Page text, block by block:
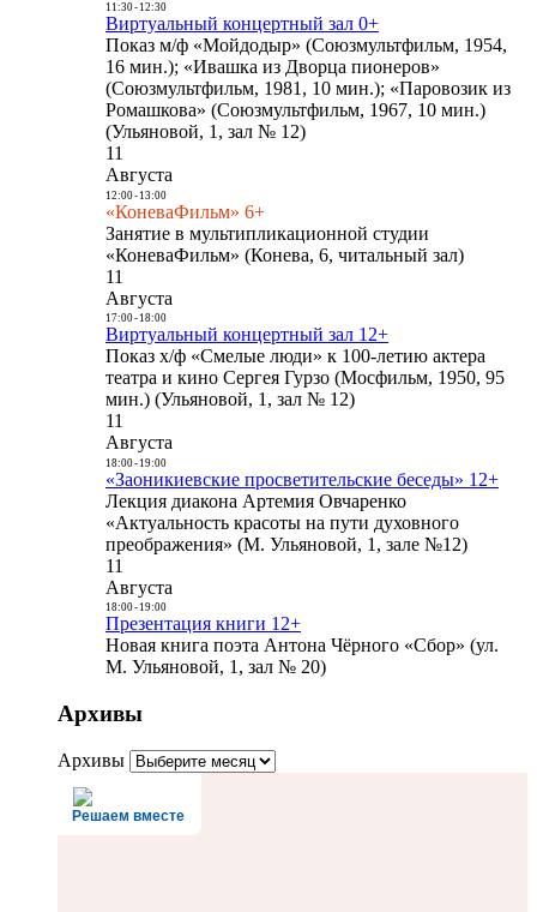
11:30- 12:30
Виртуальный концертный зал 0+
Показ м/ф «Мойдодыр» (Союзмультфильм, 1954,
16 мин.); «Ивашка из Дворца пионеров»
(Союзмультфильм, 1981, 10 мин.); «Паровозик из
Ромашкова» (Союзмультфильм, 1967, 10 мин.)
(Ульяновой, 1, зал № 12)
11
Августа
12:00- 13:00
«КоневаФильм» 6+
Занятие в мультипликационной студии
«КоневаФильм» (Конева, 6, читальный зал)
11
Августа
17:00- 18:00
Виртуальный концертный зал 12+
Показ х/ф «Смелые люди» к 100-летию актера
театра и кино Сергея Гурзо (Мосфильм, 1950, 95
мин.) (Ульяновой, 1, зал № 12)
11
Августа
18:00- 19:00
«Заоникиевские просветительские беседы» 12+
Лекция диакона Артемия Овчаренко
«Актуальность красоты на пути духовного
преображения» (М. Ульяновой, 1, зале №12)
11
Августа
18:00- 19:00
Презентация книги 12+
Новая книга поэта Антона Чёрного «Сбор» (ул.
М. Ульяновой, 1, зал № 20)
Архивы
Архивы
Решаем вместе